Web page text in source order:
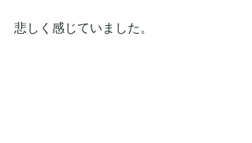
悲しく感じていました。